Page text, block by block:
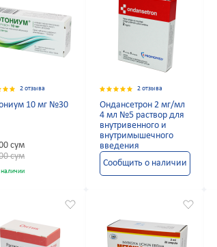
2 отзыва
10 мг №30
сум
сум
наличии
2 отзыва
Ондансетрон 2 мг/мл
4 мл №5 раствор для
внутривенного и
внутримышечного
введения
Сообщить о наличии